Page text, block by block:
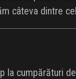
câteva dintre
la cumpărături